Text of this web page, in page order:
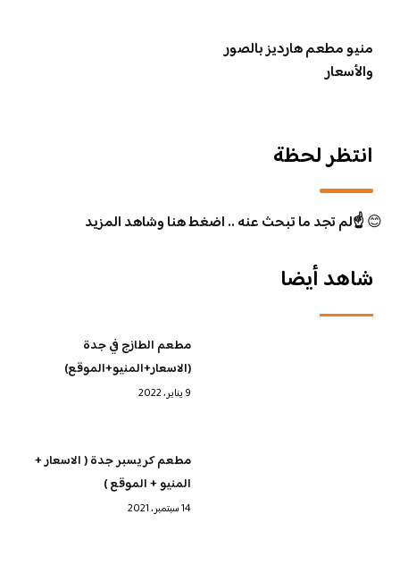
منيو مطعم هارديز بالصور
والأسعار
انتظر لحظة
😊☝️لم تجد ما تبحث عنه .. اضغط هنا وشاهد المزيد
شاهد أيضا
مطعم الطازج في جدة
(الاسعار+المنيو+الموقع)
9 يناير، 2022
مطعم كريسبر جدة ( الاسعار +
المنيو + الموقع )
14 سبتمبر، 2021